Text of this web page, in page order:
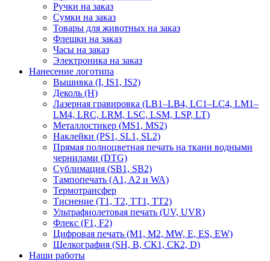
Ручки на заказ
Сумки на заказ
Товары для животных на заказ
Флешки на заказ
Часы на заказ
Электроника на заказ
Нанесение логотипа
Вышивка (I, IS1, IS2)
Деколь (H)
Лазерная гравировка (LB1–LB4, LC1–LC4, LM1–
LM4, LRC, LRM, LSC, LSM, LSP, LT)
Металлостикер (MS1, MS2)
Наклейки (PS1, SL1, SL2)
Прямая полноцветная печать на ткани водными
чернилами (DTG)
Сублимация (SB1, SB2)
Тампопечать (A1, A2 и WA)
Термотрансфер
Тиснение (Т1, Т2, ТT1, ТT2)
Ультрафиолетовая печать (UV, UVR)
Флекс (F1, F2)
Цифровая печать (M1, M2, MW, E, ES, EW)
Шелкография (SH, В, СК1, СК2, D)
Наши работы